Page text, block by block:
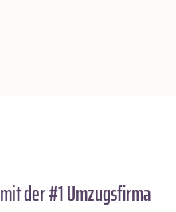
mit der #1 Umzugsfirma